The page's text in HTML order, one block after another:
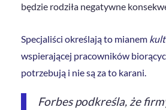
będzie rodziła negatywne
Specjaliści określają to mianem
wspierającej pracowników
potrzebują i nie są za to karani.
Forbes podkreśla, że